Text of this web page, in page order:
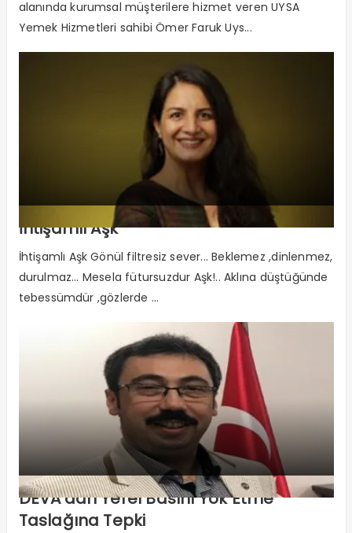
alanında kurumsal müşterilere hizmet veren UYSA
Yemek Hizmetleri sahibi Ömer Faruk Uys...
İhtişamlı Aşk
İhtişamlı Aşk Gönül filtresiz sever... Beklemez ,dinlenmez,
durulmaz... Mesela fütursuzdur Aşk!.. Aklına düştüğünde
tebessümdür ,gözlerde ...
DEVA’dan Yerel Basını Yok Etme
Taslağına Tepki